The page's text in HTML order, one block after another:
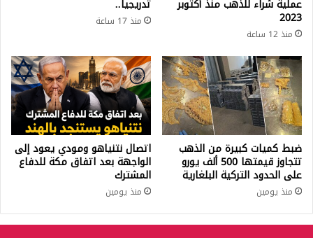
عملية شراء للذهب منذ أكتوبر
2023
منذ 12 ساعة
تدريجيا..
منذ 17 ساعة
ضبط كميات كبيرة من الذهب
تتجاوز قيمتها 500 ألف يورو
على الحدود التركية البلغارية
منذ يومين
اتصال نتنياهو ومودي يعود إلى
الواجهة بعد اتفاق مكة للدفاع
المشترك
منذ يومين